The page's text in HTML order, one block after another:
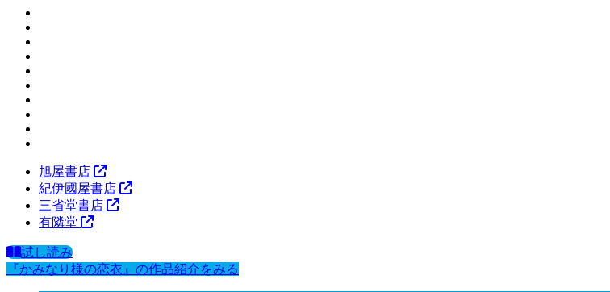
旭屋書店
紀伊國屋書店
三省堂書店
有隣堂
試し読み
『かみなり様の恋衣』の作品紹介をみる